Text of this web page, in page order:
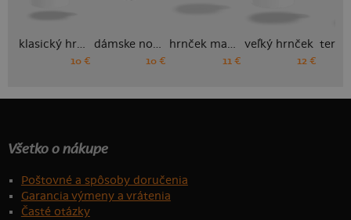
klasický hrnček
10 €
dámske nohavičky
10 €
hrnček makronka
11 €
veľký hrnček
12 €
Všetko o nákupe
Poštovné a spôsoby doručenia
Garancia výmeny a vrátenia
Časté otázky